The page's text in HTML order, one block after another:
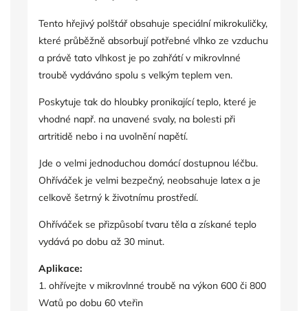
Tento hřejivý polštář obsahuje speciální mikrokuličky,
které průběžně absorbují potřebné vlhko ze vzduchu
a právě tato vlhkost je po zahřátí v mikrovlnné
troubě vydáváno spolu s velkým teplem ven.
Poskytuje tak do hloubky pronikající teplo, které je
vhodné např. na unavené svaly, na bolesti při
artritidě nebo i na uvolnění napětí.
Jde o velmi jednoduchou domácí dostupnou léčbu.
Ohříváček je velmi bezpečný, neobsahuje latex a je
celkově šetrný k životnímu prostředí.
Ohříváček se přizpůsobí tvaru těla a získané teplo
vydává po dobu až 30 minut.
Aplikace:
1. ohřívejte v mikrovlnné troubě na výkon 600 či 800
Watů po dobu 60 vteřin